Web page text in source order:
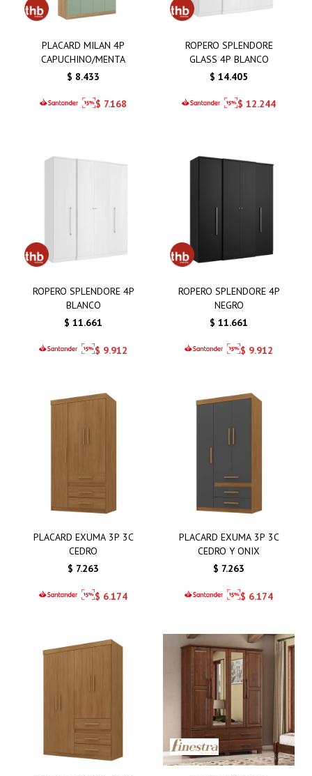
PLACARD MILAN 4P
CAPUCHINO/MENTA
$ 8.433
$ 7.168
ROPERO SPLENDORE
GLASS 4P BLANCO
$ 14.405
$ 12.244
ROPERO SPLENDORE 4P
BLANCO
$ 11.661
$ 9.912
ROPERO SPLENDORE 4P
NEGRO
$ 11.661
$ 9.912
PLACARD EXUMA 3P 3C
CEDRO
$ 7.263
$ 6.174
PLACARD EXUMA 3P 3C
CEDRO Y ONIX
$ 7.263
$ 6.174